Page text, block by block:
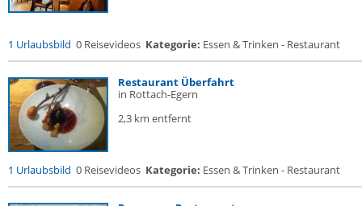
1 Urlaubsbild 0 Reisevideos Kategorie: Essen & Trinken - Restaurant
Restaurant Überfahrt
in Rottach-Egern
2,3 km entfernt
1 Urlaubsbild 0 Reisevideos Kategorie: Essen & Trinken - Restaurant